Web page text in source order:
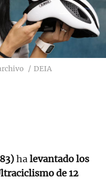
DEIA
halevantado los
de 12